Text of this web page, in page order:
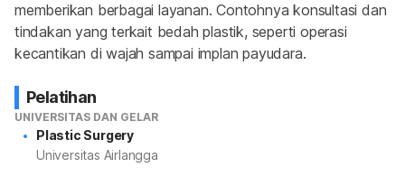
memberikan berbagai layanan. Contohnya konsultasi dan
tindakan yang terkait bedah plastik, seperti operasi
kecantikan di wajah sampai implan payudara.
Pelatihan
UNIVERSITAS DAN GELAR
Plastic Surgery
Universitas Airlangga